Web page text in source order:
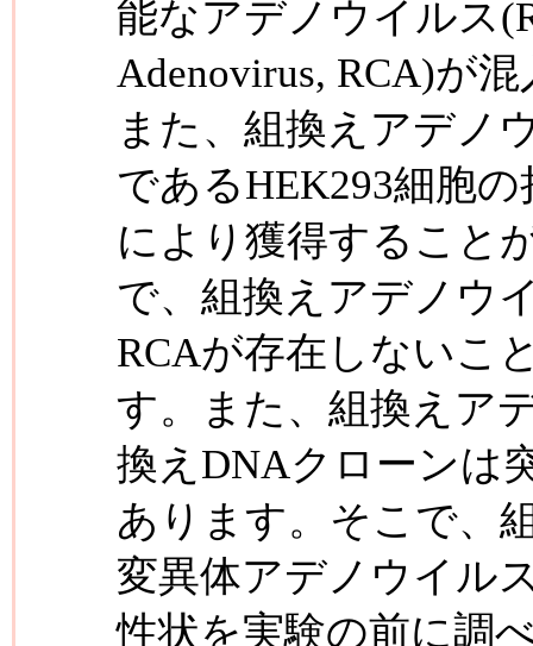
能なアデノウイルス
Adenovirus, RCA)が
また、組換えアデノ
であるHEK293細胞
により獲得すること
で、組換えアデノウ
RCAが存在しないこ
す。また、組換えア
換えDNAクローンは
あります。そこで、
変異体アデノウイル
性状を実験の前に調